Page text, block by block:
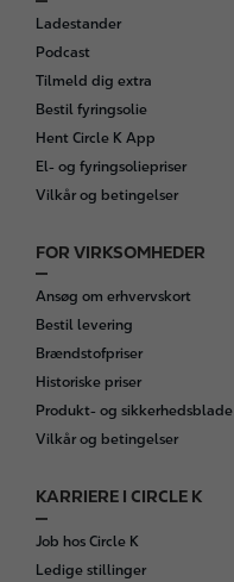
o
o
t
e
r
Ladestander
Podcast
Tilmeld dig extra
Bestil fyringsolie
Hent Circle K App
El- og fyringsoliepriser
Vilkår og betingelser
FOR VIRKSOMHEDER
Ansøg om erhvervskort
Bestil levering
Brændstofpriser
Historiske priser
Produkt- og sikkerhedsblade
Vilkår og betingelser
KARRIERE I CIRCLE K
Job hos Circle K
Ledige stillinger